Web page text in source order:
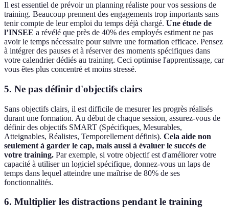
Il est essentiel de prévoir un planning réaliste pour vos sessions de
training. Beaucoup prennent des engagements trop importants sans
tenir compte de leur emploi du temps déjà chargé. Une étude de
l’INSEE a révélé que près de 40% des employés estiment ne pas
avoir le temps nécessaire pour suivre une formation efficace. Pensez
à intégrer des pauses et à réserver des moments spécifiques dans
votre calendrier dédiés au training. Ceci optimise l'apprentissage, car
vous êtes plus concentré et moins stressé.
5. Ne pas définir d'objectifs clairs
Sans objectifs clairs, il est difficile de mesurer les progrès réalisés
durant une formation. Au début de chaque session, assurez-vous de
définir des objectifs SMART (Spécifiques, Mesurables,
Atteignables, Réalistes, Temporellement définis). Cela aide non
seulement à garder le cap, mais aussi à évaluer le succès de
votre training. Par exemple, si votre objectif est d'améliorer votre
capacité à utiliser un logiciel spécifique, donnez-vous un laps de
temps dans lequel atteindre une maîtrise de 80% de ses
fonctionnalités.
6. Multiplier les distractions pendant le training